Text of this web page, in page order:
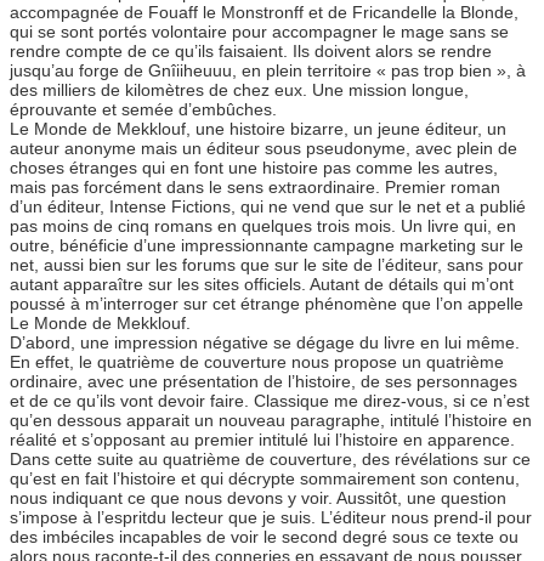
accompagnée de Fouaff le Monstronff et de Fricandelle la Blonde,
qui se sont portés volontaire pour accompagner le mage sans se
rendre compte de ce qu’ils faisaient. Ils doivent alors se rendre
jusqu’au forge de Gnîiiheuuu, en plein territoire « pas trop bien », à
des milliers de kilomètres de chez eux. Une mission longue,
éprouvante et semée d’embûches.
Le Monde de Mekklouf, une histoire bizarre, un jeune éditeur, un
auteur anonyme mais un éditeur sous pseudonyme, avec plein de
choses étranges qui en font une histoire pas comme les autres,
mais pas forcément dans le sens extraordinaire. Premier roman
d’un éditeur, Intense Fictions, qui ne vend que sur le net et a publié
pas moins de cinq romans en quelques trois mois. Un livre qui, en
outre, bénéficie d’une impressionnante campagne marketing sur le
net, aussi bien sur les forums que sur le site de l’éditeur, sans pour
autant apparaître sur les sites officiels. Autant de détails qui m’ont
poussé à m’interroger sur cet étrange phénomène que l’on appelle
Le Monde de Mekklouf.
D’abord, une impression négative se dégage du livre en lui même.
En effet, le quatrième de couverture nous propose un quatrième
ordinaire, avec une présentation de l’histoire, de ses personnages
et de ce qu’ils vont devoir faire. Classique me direz-vous, si ce n’est
qu’en dessous apparait un nouveau paragraphe, intitulé l’histoire en
réalité et s’opposant au premier intitulé lui l’histoire en apparence.
Dans cette suite au quatrième de couverture, des révélations sur ce
qu’est en fait l’histoire et qui décrypte sommairement son contenu,
nous indiquant ce que nous devons y voir. Aussitôt, une question
s’impose à l’espritdu lecteur que je suis. L’éditeur nous prend-il pour
des imbéciles incapables de voir le second degré sous ce texte ou
alors nous raconte-t-il des conneries en essayant de nous pousser